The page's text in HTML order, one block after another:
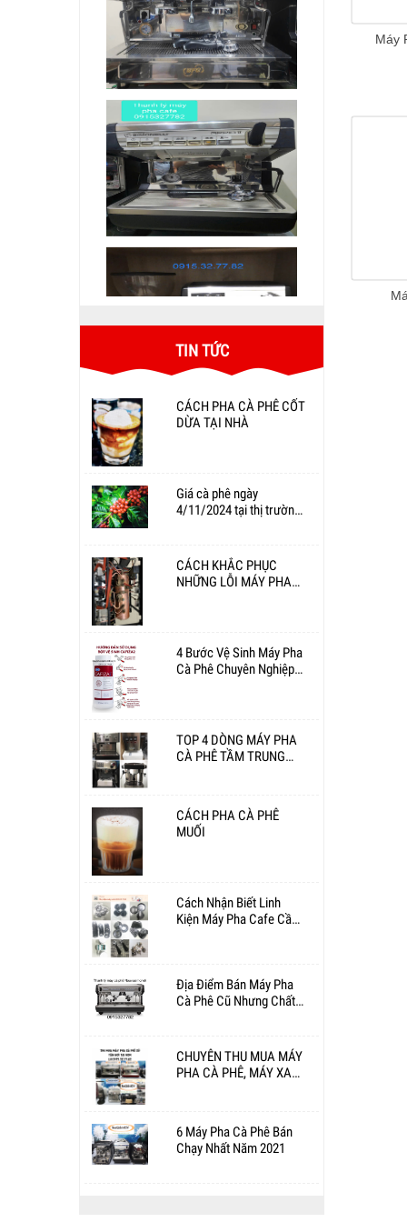
TIN TỨC
CÁCH PHA CÀ PHÊ CỐT
DỪA TẠI NHÀ
Giá cà phê ngày
4/11/2024 tại thị trường
CÁCH KHẮC PHỤC
NHỮNG LỖI MÁY PHA
4 Bước Vệ Sinh Máy Pha
Cà Phê Chuyên Nghiệp
TOP 4 DÒNG MÁY PHA
CÀ PHÊ TẦM TRUNG
CÁCH PHA CÀ PHÊ
MUỐI
Cách Nhận Biết Linh
Kiện Máy Pha Cafe Cần
Địa Điểm Bán Máy Pha
Cà Phê Cũ Nhưng Chất
CHUYÊN THU MUA MÁY
PHA CÀ PHÊ, MÁY XAY
6 Máy Pha Cà Phê Bán
Chạy Nhất Năm 2021
Máy